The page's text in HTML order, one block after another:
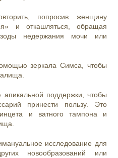
попросив женщину
и откашляться, обращая
недержания мочи или
зеркала Симса, чтобы
поддержки, чтобы
принести пользу. Это
и ватного тампона и
исследование для
новообразований или